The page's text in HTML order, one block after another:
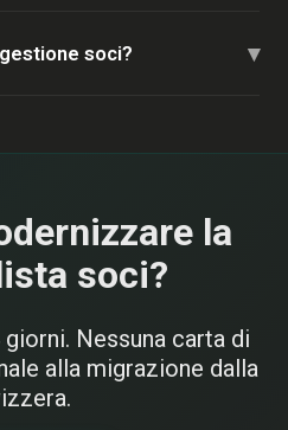
soci? ▾
la
soci?
Nessuna carta di
alla migrazione dalla